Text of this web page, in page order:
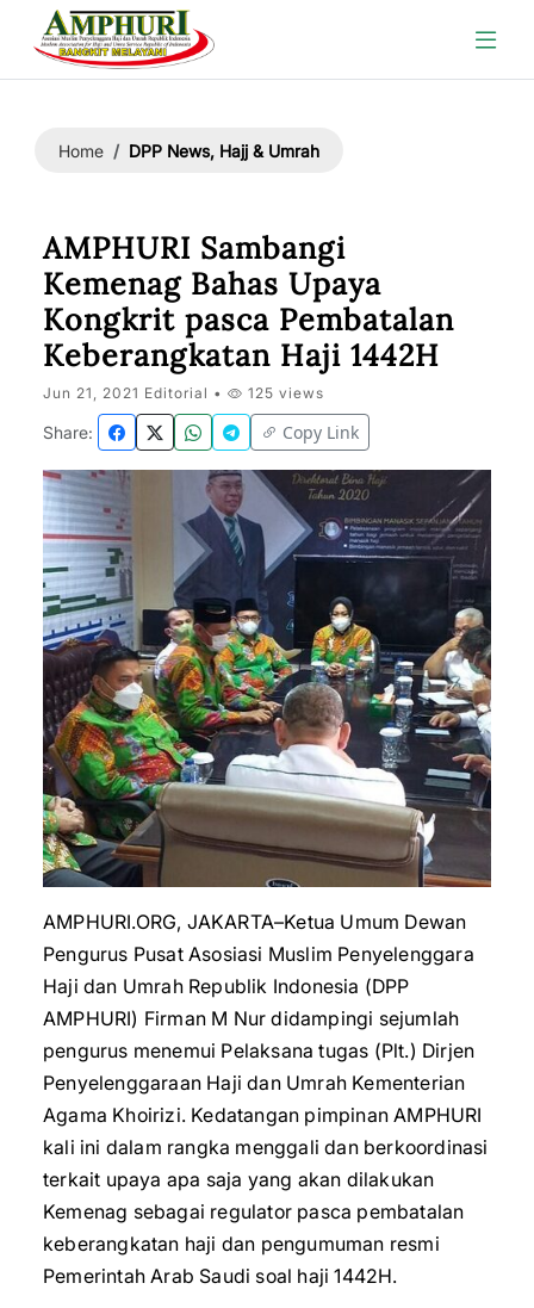
Home DPP News, Hajj & Umrah
AMPHURI Sambangi
Kemenag Bahas Upaya
Kongkrit pasca Pembatalan
Keberangkatan Haji 1442H
Jun 21, 2021 Editorial • 125 views
Share: Copy Link
AMPHURI.ORG, JAKARTA–Ketua Umum Dewan
Pengurus Pusat Asosiasi Muslim Penyelenggara
Haji dan Umrah Republik Indonesia (DPP
AMPHURI) Firman M Nur didampingi sejumlah
pengurus menemui Pelaksana tugas (Plt.) Dirjen
Penyelenggaraan Haji dan Umrah Kementerian
Agama Khoirizi. Kedatangan pimpinan AMPHURI
kali ini dalam rangka menggali dan berkoordinasi
terkait upaya apa saja yang akan dilakukan
Kemenag sebagai regulator pasca pembatalan
keberangkatan haji dan pengumuman resmi
Pemerintah Arab Saudi soal haji 1442H.